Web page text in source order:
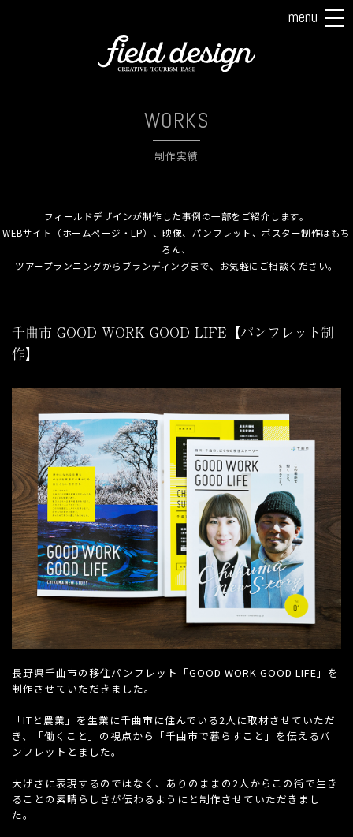
menu
WORKS
制作実績
フィールドデザインが制作した事例の一部をご紹介します。
WEBサイト（ホームページ・LP）、映像、パンフレット、ポスター制作はもち
ろん、
ツアープランニングからブランディングまで、お気軽にご相談ください。
千曲市 GOOD WORK GOOD LIFE【パンフレット制
作】
長野県千曲市の移住パンフレット「GOOD WORK GOOD LIFE」を
制作させていただきました。
「ITと農業」を生業に千曲市に住んでいる2人に取材させていただ
き、「働くこと」の視点から「千曲市で暮らすこと」を伝えるパ
ンフレットとました。
大げさに表現するのではなく、ありのままの2人からこの街で生き
ることの素晴らしさが伝わるようにと制作させていただきまし
た。